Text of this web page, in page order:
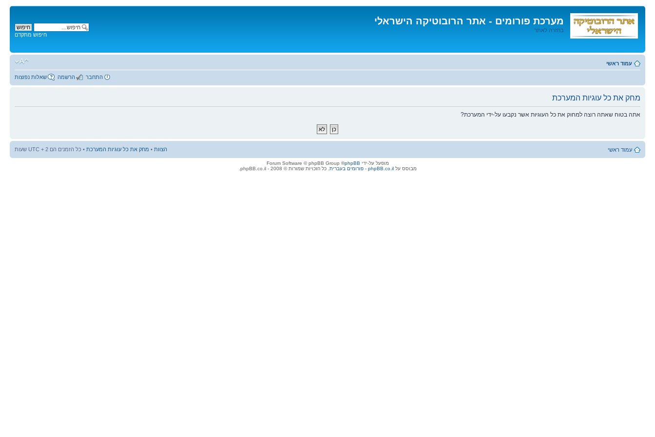
מערכת פורומים - אתר הרובוטיקה הישראלי
בחזרה לאתר
לתוכן
חיפוש מתקדם
עמוד ראשי
שאלות נפוצות הרשמה התחבר
מחק את כל עוגיות המערכת
אתה בטוח שאתה רוצה למחוק את כל העוגיות אשר נקבעו על-ידי המערכת?
עמוד ראשי הצוות • מחק את כל עוגיות המערכת • כל הזמנים הם UTC + 2 שעות
מופעל על-ידי phpBB
® Forum Software © phpBB Group
מבוסס עלphpBB.co.il - פורומים בעברית . כל הזכויות שמורות © 2008 - phpBB.co.il.